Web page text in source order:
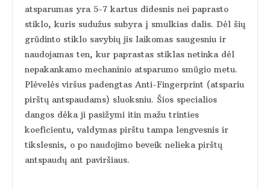
atsparumas yra 5-7 kartus didesnis nei paprasto
stiklo, kuris sudužus subyra į smulkias dalis. Dėl šių
grūdinto stiklo savybių jis laikomas saugesniu ir
naudojamas ten, kur paprastas stiklas netinka dėl
nepakankamo mechaninio atsparumo smūgio metu.
Plėvelės viršus padengtas Anti-Fingerprint (atspariu
pirštų antspaudams) sluoksniu. Šios specialios
dangos dėka ji pasižymi itin mažu trinties
koeficientu, valdymas pirštu tampa lengvesnis ir
tikslesnis, o po naudojimo beveik nelieka pirštų
antspaudų ant paviršiaus.